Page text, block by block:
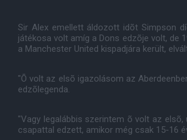
Sir Alex emellett áldozott idõt Simpson
játékosa volt amíg a Dons edzõje volt, de
a Manchester United kispadjára került,
"Õ volt az elsõ igazolásom az
edzõlegenda.
"Vagy legalábbis szerintem õ volt az elsõ,
csapattal edzett, amikor még csak 15-16